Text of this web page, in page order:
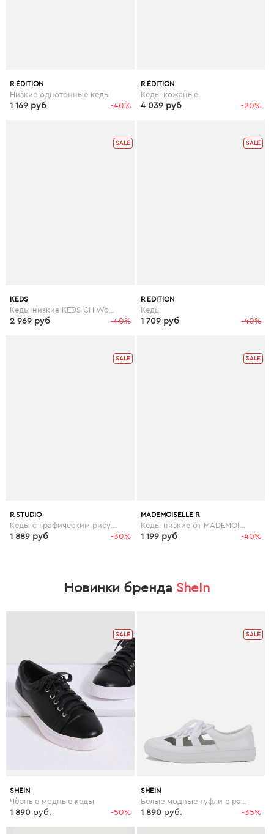
R ÉDITION
Низкие однотонные кеды
-40%
1 169 руб
R ÉDITION
Кеды кожаные
-20%
4 039 руб
SALE
KEDS
-40%
2 969 руб
SALE
R ÉDITION
Кеды
-40%
1 709 руб
SALE
R STUDIO
-30%
1 889 руб
SALE
MADEMOISELLE R
-40%
1 199 руб
Новинки бренда SheIn
SALE
SHEIN
Чёрные модные кеды
-50%
1 890 руб.
SALE
SHEIN
-35%
1 890 руб.